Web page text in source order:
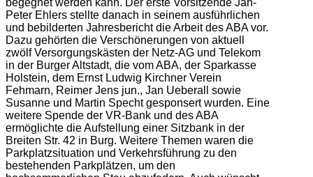
Peter Ehlers stellte danach in seinem ausführlichen
und bebilderten Jahresbericht die Arbeit des ABA vor.
Dazu gehörten die Verschönerungen von aktuell
zwölf Versorgungskästen der Netz-AG und Telekom
in der Burger Altstadt, die vom ABA, der Sparkasse
Holstein, dem Ernst Ludwig Kirchner Verein
Fehmarn, Reimer Jens jun., Jan Ueberall sowie
Susanne und Martin Specht gesponsert wurden. Eine
weitere Spende der VR-Bank und des ABA
ermöglichte die Aufstellung einer Sitzbank in der
Breiten Str. 42 in Burg. Weitere Themen waren die
Parkplatzsituation und Verkehrsführung zu den
bestehenden Parkplätzen, um den